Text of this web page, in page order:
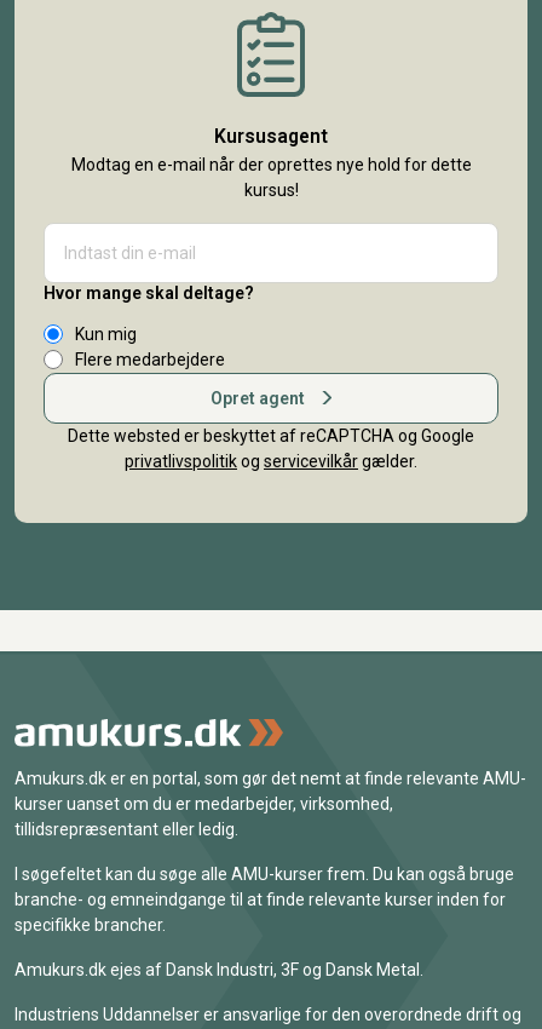
Kursusagent
Modtag en e-mail når der oprettes nye hold for dette
kursus!
Hvor mange skal deltage?
Kun mig
Flere medarbejdere
Opret agent
Dette websted er beskyttet af reCAPTCHA og Google
privatlivspolitikog servicevilkårgælder.
Amukurs.dk er en portal, som gør det nemt at finde relevante AMU-
kurser uanset om du er medarbejder, virksomhed,
tillidsrepræsentant eller ledig.
I søgefeltet kan du søge alle AMU-kurser frem. Du kan også bruge
branche- og emneindgange til at finde relevante kurser inden for
specifikke brancher.
Amukurs.dk ejes af Dansk Industri, 3F og Dansk Metal.
Industriens Uddannelser er ansvarlige for den overordnede drift og